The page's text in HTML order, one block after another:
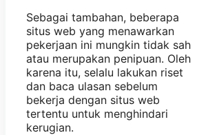
Sebagai tambahan, beberapa
situs web yang menawarkan
pekerjaan ini mungkin tidak sah
atau merupakan penipuan. Oleh
karena itu, selalu lakukan riset
dan baca ulasan sebelum
bekerja dengan situs web
tertentu untuk menghindari
kerugian.